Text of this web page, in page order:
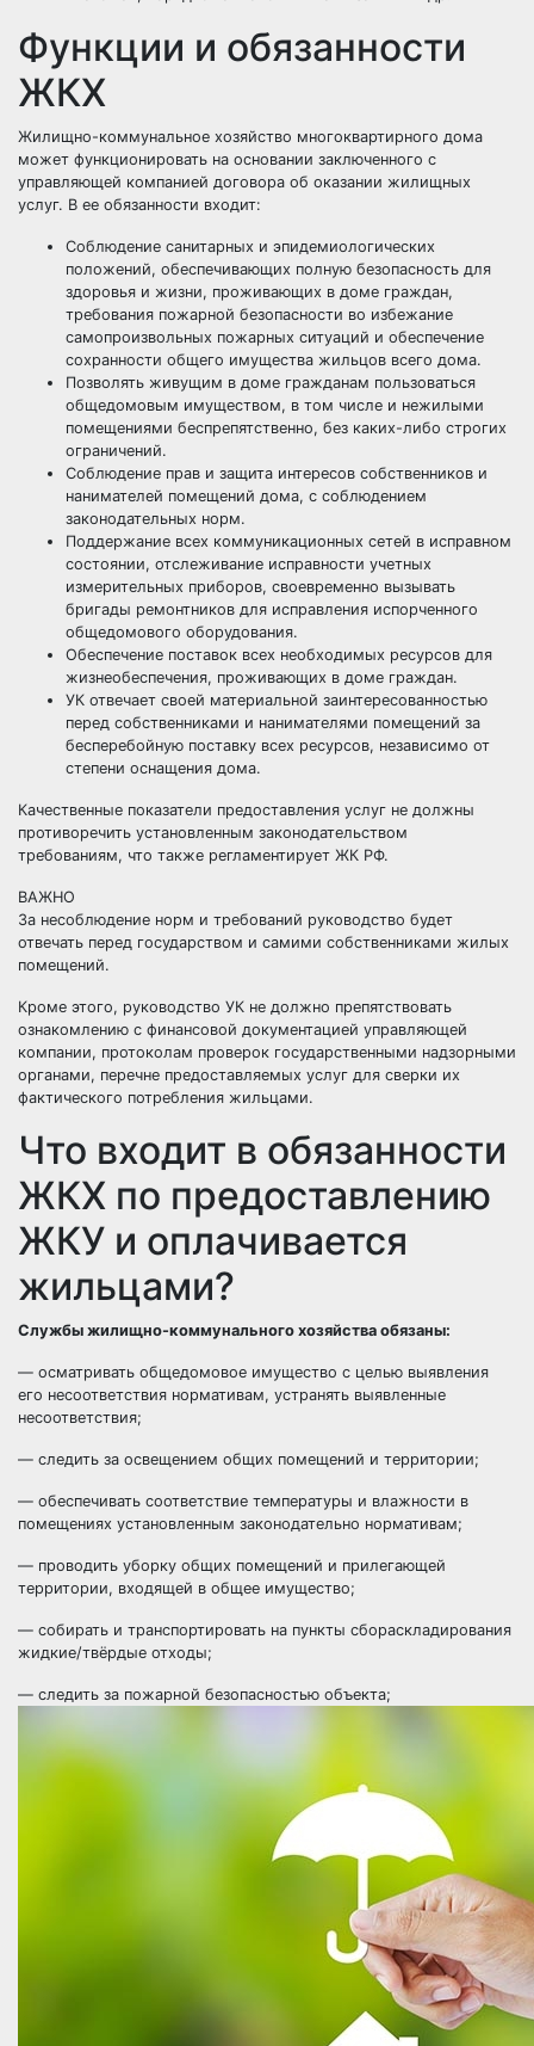
Функции и обязанности
ЖКХ
Жилищно-коммунальное хозяйство многоквартирного дома
может функционировать на основании заключенного с
управляющей компанией договора об оказании жилищных
услуг. В ее обязанности входит:
Соблюдение санитарных и эпидемиологических
положений, обеспечивающих полную безопасность для
здоровья и жизни, проживающих в доме граждан,
требования пожарной безопасности во избежание
самопроизвольных пожарных ситуаций и обеспечение
сохранности общего имущества жильцов всего дома.
Позволять живущим в доме гражданам пользоваться
общедомовым имуществом, в том числе и нежилыми
помещениями беспрепятственно, без каких-либо строгих
ограничений.
Соблюдение прав и защита интересов собственников и
нанимателей помещений дома, с соблюдением
законодательных норм.
Поддержание всех коммуникационных сетей в исправном
состоянии, отслеживание исправности учетных
измерительных приборов, своевременно вызывать
бригады ремонтников для исправления испорченного
общедомового оборудования.
Обеспечение поставок всех необходимых ресурсов для
жизнеобеспечения, проживающих в доме граждан.
УК отвечает своей материальной заинтересованностью
перед собственниками и нанимателями помещений за
бесперебойную поставку всех ресурсов, независимо от
степени оснащения дома.
Качественные показатели предоставления услуг не должны
противоречить установленным законодательством
требованиям, что также регламентирует ЖК РФ.
ВАЖНО
За несоблюдение норм и требований руководство будет
отвечать перед государством и самими собственниками жилых
помещений.
Кроме этого, руководство УК не должно препятствовать
ознакомлению с финансовой документацией управляющей
компании, протоколам проверок государственными надзорными
органами, перечне предоставляемых услуг для сверки их
фактического потребления жильцами.
Что входит в обязанности
ЖКХ по предоставлению
ЖКУ и оплачивается
жильцами?
Службы жилищно-коммунального хозяйства обязаны:
— осматривать общедомовое имущество с целью выявления
его несоответствия нормативам, устранять выявленные
несоответствия;
— следить за освещением общих помещений и территории;
— обеспечивать соответствие температуры и влажности в
помещениях установленным законодательно нормативам;
— проводить уборку общих помещений и прилегающей
территории, входящей в общее имущество;
— собирать и транспортировать на пункты сбораскладирования
жидкие/твёрдые отходы;
— следить за пожарной безопасностью объекта;